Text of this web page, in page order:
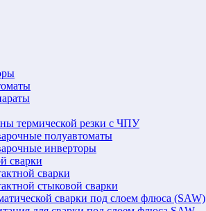
термической резки с ЧПУ
полуавтоматы
инверторы
сварки
сварки
стыковой сварки
сварки под слоем флюса (SAW)